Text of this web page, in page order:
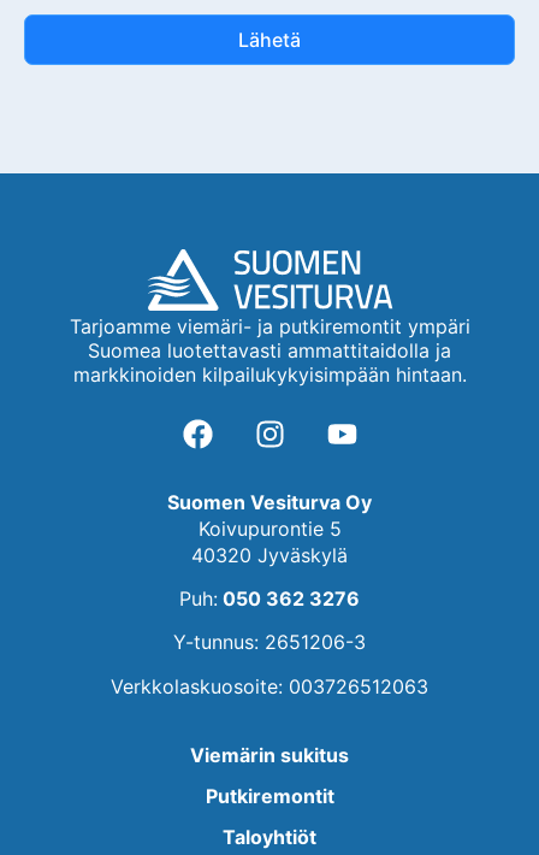
Lähetä
Tarjoamme viemäri- ja putkiremontit ympäri
Suomea luotettavasti ammattitaidolla ja
markkinoiden kilpailukykyisimpään hintaan.
Suomen Vesiturva Oy
Koivupurontie 5
40320 Jyväskylä
Puh: 050 362 3276
Y-tunnus: 2651206-3
Verkkolaskuosoite: 003726512063
Viemärin sukitus
Putkiremontit
Taloyhtiöt